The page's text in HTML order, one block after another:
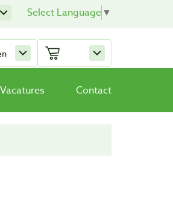
Select Language▼
Vacatures Contact